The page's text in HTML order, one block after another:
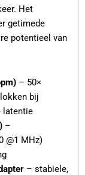
Het
getimede
potentieel van
– 50×
bij
latentie
–
@1 MHz)
– stabiele,